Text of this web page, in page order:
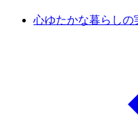
心ゆたかな暮らしの